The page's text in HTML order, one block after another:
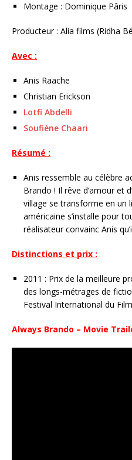
Montage : Dominique Pâris
Producteur : Alia films (Ridha
Avec :
Anis Raache
Christian Erickson
Lotfi Abdelli
Soufiène Chaari
Résumé :
Anis res­sem­ble au célè­bre
Brando ! Il rêve d’amour et
vil­lage se trans­forme en un
amé­ri­caine s’ins­talle pour
réa­li­sa­teur convainc Anis
Distinctions et prix :
2011 : Prix de la meilleure
des longs-métrages de
Festival International du
Always Brando – Movie